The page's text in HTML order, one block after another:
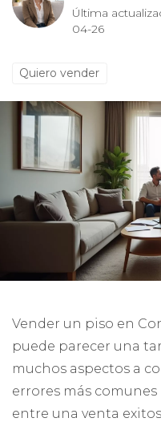
Última
04-26
Quiero vender
Vender un piso en
puede parecer una
muchos aspectos a
errores más
entre una venta